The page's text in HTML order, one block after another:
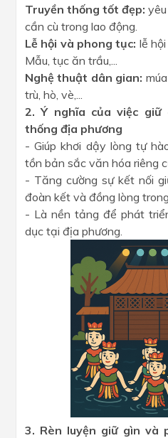
Truyền thống tốt đẹp:
cần cù trong lao động.
Lễ hội và phong tục: lễ
Mẫu, tục ăn trầu,...
Nghệ thuật dân gian:
trù, hò, vè,...
2. Ý nghĩa của việc
thống địa phương
- Giúp khơi dậy lòng tự
tồn bản sắc văn hóa riêng
- Tăng cường sự kết nối
đoàn kết và đồng lòng
- Là nền tảng để phát
dục tại địa phương.
3. Rèn luyện giữ gìn và